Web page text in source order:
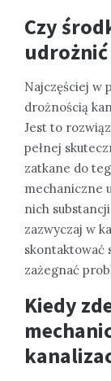
Czy
Najczęściej w
drożnością
Jest to
pełnej
zatkane do
mechaniczne
nich
zazwyczaj w
skontaktować
zażegnać
Kiedy